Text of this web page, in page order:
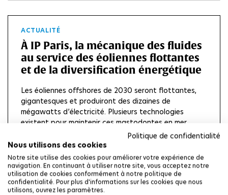
Politique de confidentialité
Nous utilisons des cookies
Notre site utilise des cookies pour améliorer votre expérience de
navigation. En continuant à utiliser notre site, vous acceptez notre
utilisation de cookies conformément à notre politique de
confidentialité. Pour plus d'informations sur les cookies que nous
utilisons, ouvrez les paramètres.
ACTUALITÉ
À IP Paris, la mécanique des fluides
au service des éoliennes flottantes
et de la diversification énergétique
Les éoliennes offshores de 2030 seront flottantes,
gigantesques et produiront des dizaines de
mégawatts d’électricité. Plusieurs technologies
existent pour maintenir ces mastodontes en mer.
Parmi elles, des plaques d’amortissement visant à
réduire les...
LIRE LA SUITE